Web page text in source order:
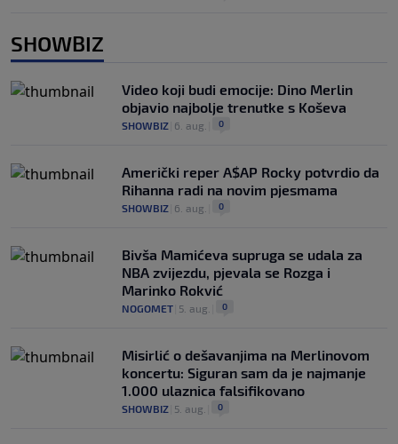
SHOWBIZ
Video koji budi emocije: Dino Merlin
objavio najbolje trenutke s Koševa
SHOWBIZ 6. aug. 0
Američki reper A$AP Rocky potvrdio da
Rihanna radi na novim pjesmama
SHOWBIZ 6. aug. 0
Bivša Mamićeva supruga se udala za
NBA zvijezdu, pjevala se Rozga i
Marinko Rokvić
NOGOMET 5. aug. 0
Misirlić o dešavanjima na Merlinovom
koncertu: Siguran sam da je najmanje
1.000 ulaznica falsifikovano
SHOWBIZ 5. aug. 0